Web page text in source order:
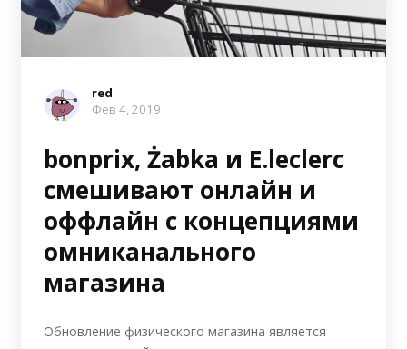
red
Фев 4, 2019
bonprix, Żabka и E.leclerc
смешивают онлайн и
оффлайн с концепциями
омниканального
магазина
Обновление физического магазина является